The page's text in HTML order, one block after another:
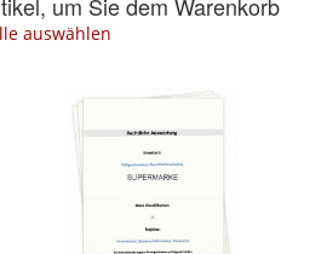
um Sie dem Warenkorb
auswählen